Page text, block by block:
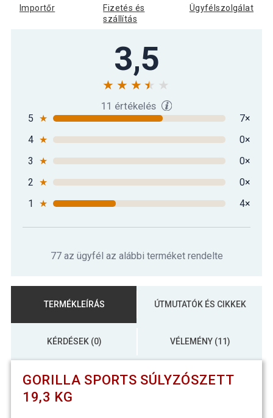
Importőr
Fizetés és
szállítás
Ügyfélszolgálat
3,5
11 értékelés
5 ★
7×
4 ★
0×
3
★
0×
2 ★
0×
1
★ 4×
77 az ügyfél az alábbi terméket rendelte
TERMÉKLEÍRÁS ÚTMUTATÓK ÉS CIKKEK
KÉRDÉSEK (0) VÉLEMÉNY (11)
GORILLA SPORTS SÚLYZÓSZETT
19,3 KG